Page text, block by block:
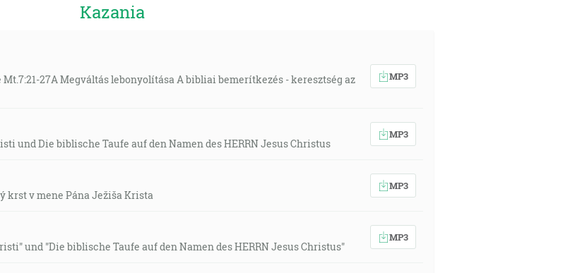
Kazania
27A Megváltás lebonyolítása A bibliai bemerítkezés - keresztség az
MP3
und Die biblische Taufe auf den Namen des HERRN Jesus Christus
MP3
v mene Pána Ježiša Krista
MP3
und "Die biblische Taufe auf den Namen des HERRN Jesus Christus"
MP3